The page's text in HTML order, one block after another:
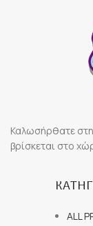
Καλωσήρθατε
βρίσκεται στο
ALL